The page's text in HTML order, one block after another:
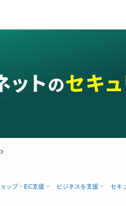
ップ・EC支援 ビジネスを支援 セキ